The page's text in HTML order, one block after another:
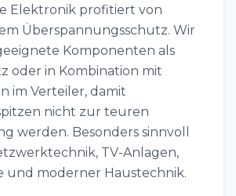
Elektronik profitiert von
Überspannungsschutz. Wir
Komponenten als
oder in Kombination mit
im Verteiler, damit
nicht zur teuren
werden. Besonders sinnvoll
TV-Anlagen,
und moderner Haustechnik.